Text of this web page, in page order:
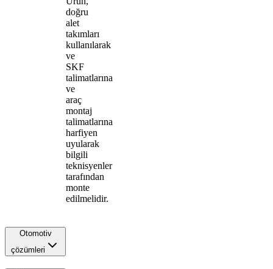
doğru
alet
takımları
kullanılarak
ve
SKF
talimatlarına
ve
araç
montaj
talimatlarına
harfiyen
uyularak
bilgili
teknisyenler
tarafından
monte
edilmelidir.
Otomotiv
çözümleri